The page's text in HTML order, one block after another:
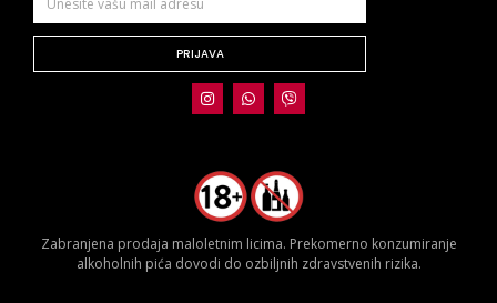
PRIJAVA
Zabranjena prodaja maloletnim licima. Prekomerno konzumiranje
alkoholnih pića dovodi do ozbiljnih zdravstvenih rizika.